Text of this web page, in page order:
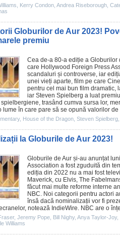
Kerry Condon Andrea Riseborough
Globurilor de Aur 2023!
premiu
Cea de-a 80-a ediție a Globurilor
care Hollywood Foreign Press
scandaluri și controverse, iar
unei vieți aparte, film pe care
pentru cel mai bun film dramatic,
iar Steven Spielberg a luat
trasând cumva sursa lor,
lume în care pare să se opună valorilor
, House of the Dragon Steven Spielberg
la Globurile de Aur 2023!
Globurile de Aur și-au anunțat
Association a fost zguduită din
ediția din 2022 nu a mai fost
Maverick, cu Elvis, The
făcut mai multe reforme interne
NBC. Noi categorii pentru actori
însă dacă nominalizații vor fi
notează IndieWire. NBC are o
, Jeremy Pope Bill Nighy, Anya Taylor-Joy,
Williams